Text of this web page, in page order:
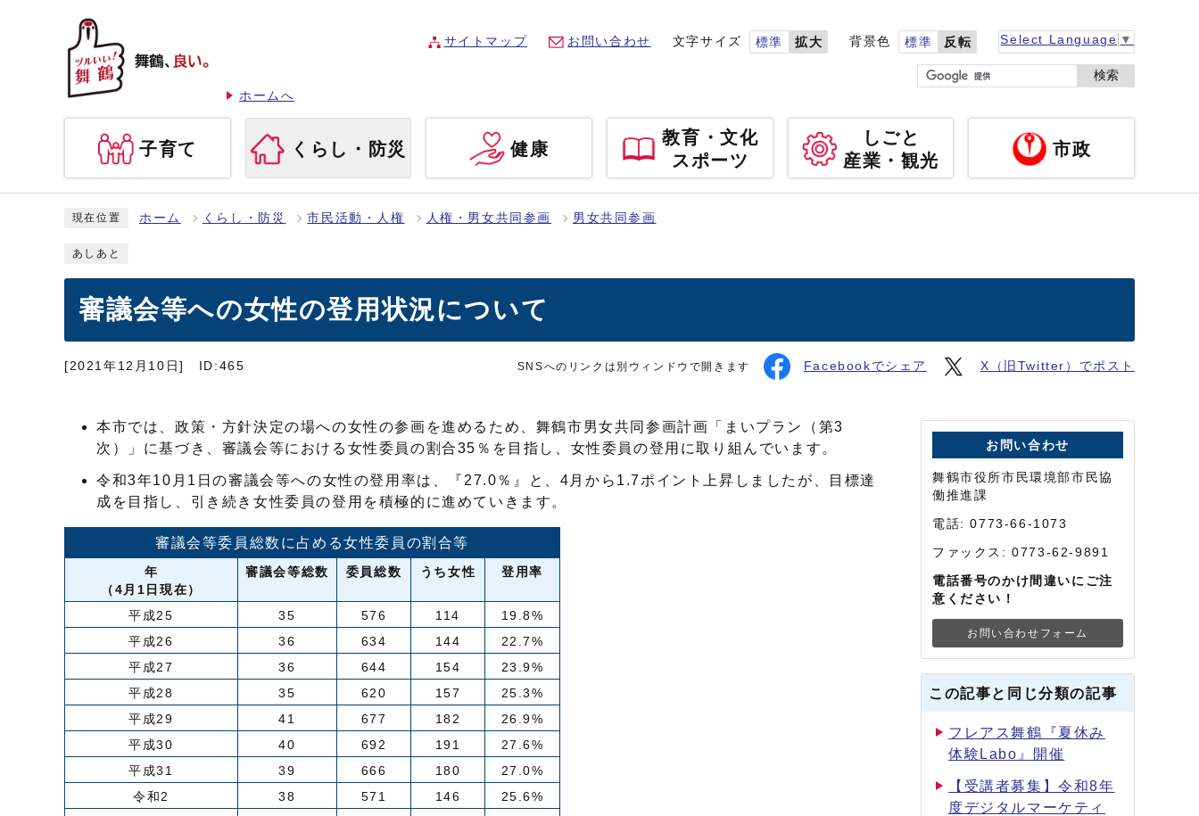
ホームへ
サイトマップ お問い合わせ 文字サイズ 標準 拡大 背景色 標準 反転 Select Language ▼
検索
子育て くらし・防災 健康
教育・文化
スポーツ
しごと
産業・観光
市政
現在位置 ホーム くらし・防災 市民活動・人権 人権・男女共同参画 男女共同参画
あしあと
審議会等への女性の登用状況について
[2021年12月10日] ID:465 SNSへのリンクは別ウィンドウで開きます Facebookでシェア X（旧Twitter）でポスト
本市では、政策・方針決定の場への女性の参画を進めるため、舞鶴市男女共同参画計画「まいプラン（第3
次）」に基づき、審議会等における女性委員の割合35％を目指し、女性委員の登用に取り組んでいます。
令和3年10月1日の審議会等への女性の登用率は、『27.0％』と、4月から1.7ポイント上昇しましたが、目標達
成を目指し、引き続き女性委員の登用を積極的に進めていきます。
審議会等委員総数に占める女性委員の割合等
年
（4月1日現在）
審議会等総数 委員総数 うち女性 登用率
平成25 35 576 114
19.8%
平成26
36 634 144
22.7%
平成27
36 644 154
23.9%
平成28
35 620 157
25.3%
平成29
41 677 182
26.9%
平成30
40 692 191
27.6%
平成31
39 666 180
27.0%
令和2
38 571 146 25.6%
お問い合わせ
舞鶴市役所市民環境部市民協
働推進課
電話: 0773-66-1073
ファックス: 0773-62-9891
電話番号のかけ間違いにご注
意ください！
お問い合わせフォーム
この記事と同じ分類の記事
フレアス舞鶴『夏休み
体験Labo』開催
【受講者募集】令和8年
度デジタルマーケティ